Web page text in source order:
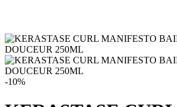
-10%